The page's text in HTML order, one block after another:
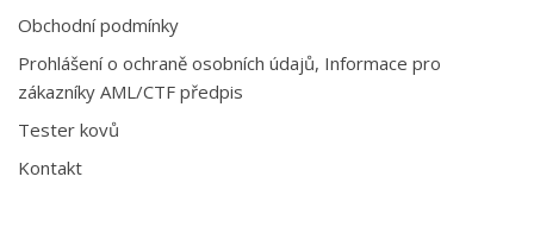
Obchodní podmínky
Prohlášení o ochraně osobních údajů, Informace pro
zákazníky AML/CTF předpis
Tester kovů
Kontakt